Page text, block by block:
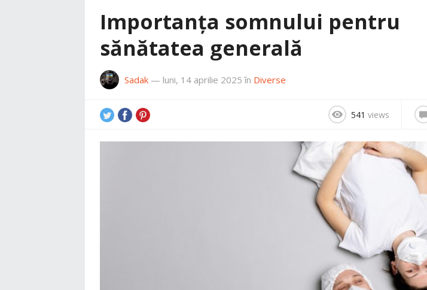
Importanța somnului pentru
sănătatea generală
Sadak — luni, 14 aprilie 2025 în Diverse
541 views